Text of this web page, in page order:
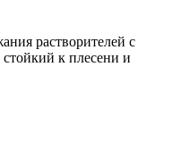
растворителей с
к плесени и